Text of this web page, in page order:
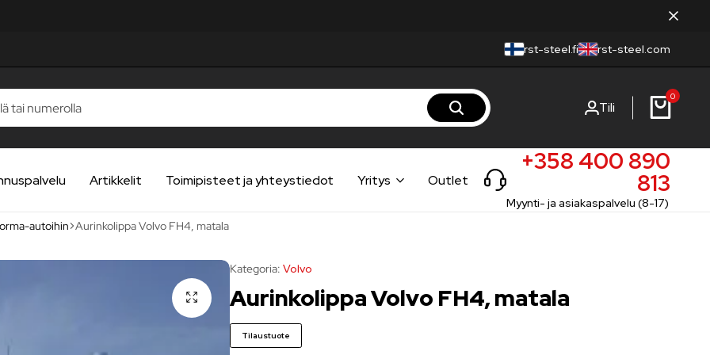
rst-steel.fi rst-steel.com
Tili
0
Artikkelit Toimipisteet ja yhteystiedot Yritys Outlet
+358 400 890
813
Myynti- ja asiakaspalvelu (8-17)
autoihin Aurinkolippa Volvo FH4, matala
Kategoria: Volvo
Aurinkolippa Volvo FH4, matala
Tilaustuote